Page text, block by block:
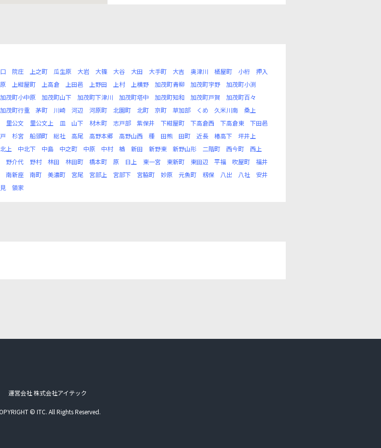
院庄 上之町 瓜生原 大岩 大篠 大谷 大田 大手町 大吉 奥津川 桶屋町 小桁
押入
上紺屋町 上高倉 上田邑 上野田 上村 上横野 加茂町青柳 加茂町宇野
加茂町小渕
加茂町小中原 加茂町山下 加茂町下津川 加茂町塔中 加茂町知和 加茂町戸賀
加茂町百々
加茂町行重 茅町 川崎 河辺 河原町 北園町 北町 京町 草加部 くめ 久米川南
桑上
里公文 里公文上 皿 山下 材木町 志戸部 紫保井 下紺屋町 下高倉西 下高倉東
下田邑
杉宮 船頭町 総社 高尾 高野本郷 高野山西 種 田熊 田町 近長 椿高下
坪井上
上 中北下 中島 中之町 中原 中村 楢 新田 新野東 新野山形 二階町 西今町
西上
野介代 野村 林田 林田町 橋本町 原 日上 東一宮 東新町 東田辺 平福 吹屋町
福井
南新座 南町 美濃町 宮尾 宮部上 宮部下 宮脇町 妙原 元魚町 籾保 八出 八社
安井
領家
運営会社 株式会社アイテック
© ITC. All Rights Reserved.